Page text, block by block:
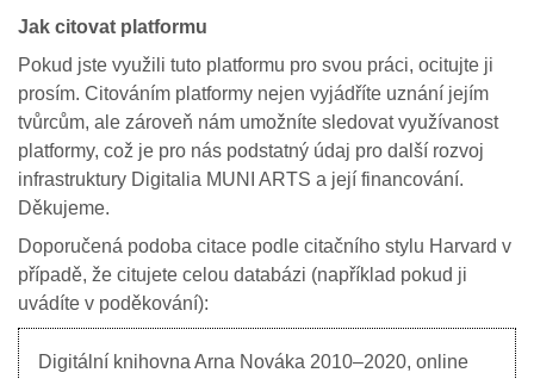
Jak citovat platformu
Pokud jste využili tuto platformu pro svou práci, ocitujte ji
prosím. Citováním platformy nejen vyjádříte uznání jejím
tvůrcům, ale zároveň nám umožníte sledovat využívanost
platformy, což je pro nás podstatný údaj pro další rozvoj
infrastruktury Digitalia MUNI ARTS a její financování.
Děkujeme.
Doporučená podoba citace podle citačního stylu Harvard v
případě, že citujete celou databázi (například pokud ji
uvádíte v poděkování):
Digitální knihovna Arna Nováka 2010–2020, online